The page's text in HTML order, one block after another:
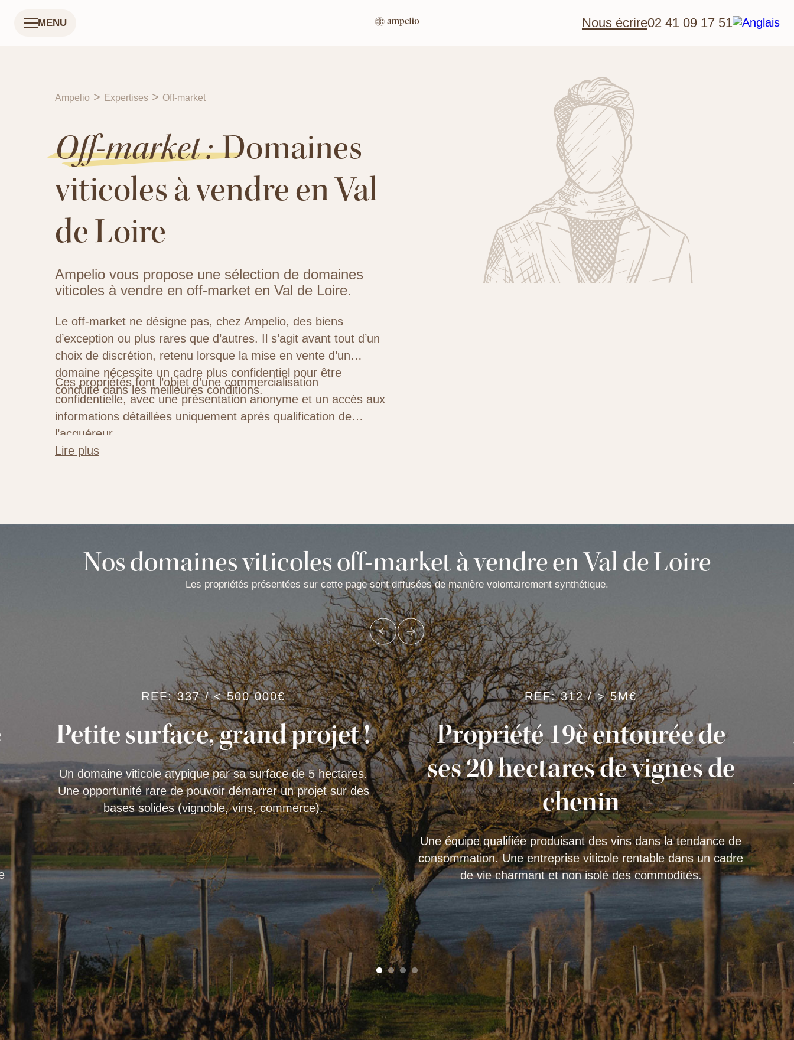
MENU Nous écrire02 41 09 17 51
Ampelio > Expertises > Off-market
Off-market : Domaines
viticoles à vendre en Val
de Loire
Ampelio vous propose une sélection de domaines
viticoles à vendre en off-market en Val de Loire.
Le off-market ne désigne pas, chez Ampelio, des biens
d’exception ou plus rares que d’autres. Il s’agit avant tout d’un
choix de discrétion, retenu lorsque la mise en vente d’un
domaine nécessite un cadre plus confidentiel pour être
conduite dans les meilleures conditions.
Ces propriétés font l’objet d’une commercialisation
confidentielle, avec une présentation anonyme et un accès aux
informations détaillées uniquement après qualification de
l’acquéreur.
Nos domaines viticoles off-market à vendre en Val de Loire
Les propriétés présentées sur cette page sont diffusées de manière volontairement synthétique.
REF: 337 / < 500 000€
Petite surface, grand projet !
Un domaine viticole atypique par sa surface de 5 hectares.
Une opportunité rare de pouvoir démarrer un projet sur des
bases solides (vignoble, vins, commerce).
REF: 312 / > 5M€
Propriété 19è entourée de
ses 20 hectares de vignes de
chenin
Une équipe qualifiée produisant des vins dans la tendance de
consommation. Une entreprise viticole rentable dans un cadre
de vie charmant et non isolé des commodités.